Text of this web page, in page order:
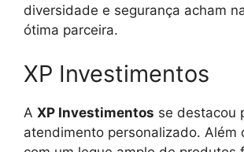
diversidade e segurança acham
ótima parceira.
XP Investimentos
A XP Investimentos se destacou
atendimento personalizado. Além